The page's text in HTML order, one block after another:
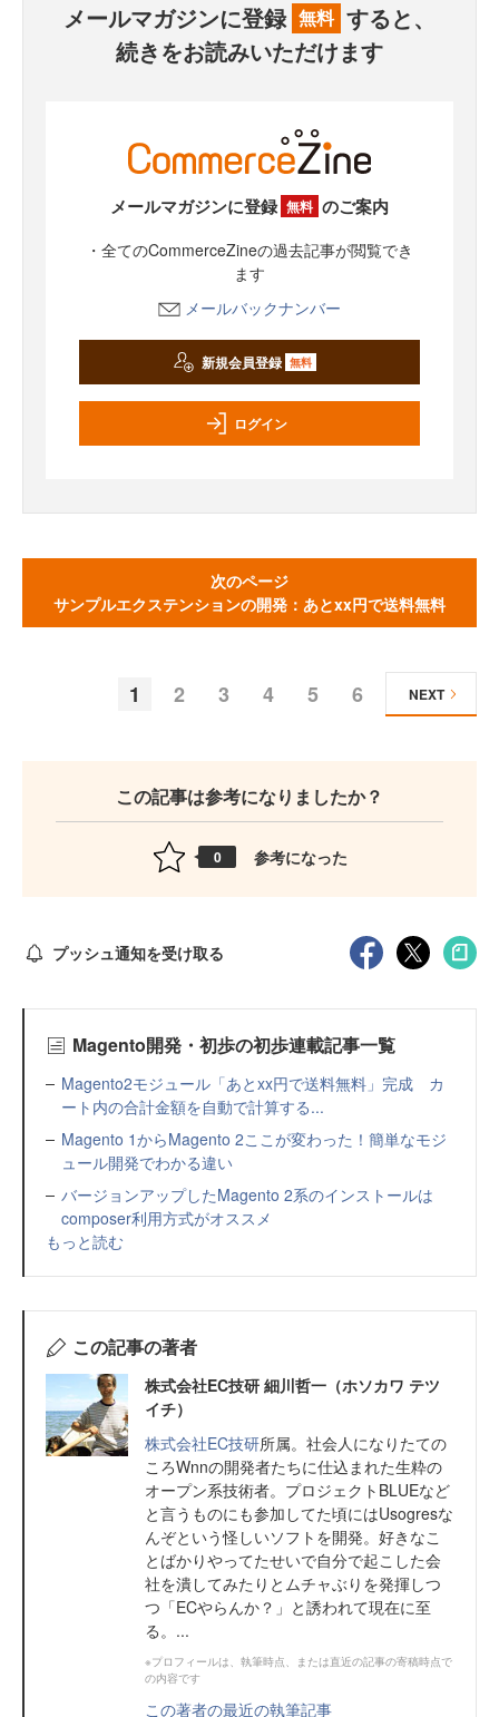
メールマガジンに登録 無料 すると、
続きをお読みいただけます
メールマガジンに登録 無料 のご案内
・全てのCommerceZineの過去記事が閲覧でき
ます
メールバックナンバー
新規会員登録 無料
ログイン
次のページ
サンプルエクステンションの開発：あとxx円で送料無料
1 2 3 4 5 6 NEXT
この記事は参考になりましたか？
0 参考になった
プッシュ通知を受け取る
Magento開発・初歩の初歩連載記事一覧
Magento2モジュール「あとxx円で送料無料」完成 カ
ート内の合計金額を自動で計算する...
Magento 1からMagento 2ここが変わった！簡単なモジ
ュール開発でわかる違い
バージョンアップしたMagento 2系のインストールは
composer利用方式がオススメ
もっと読む
この記事の著者
株式会社EC技研 細川哲一（ホソカワ テツ
イチ）
株式会社EC技研所属。社会人になりたての
ころWnnの開発者たちに仕込まれた生粋の
オープン系技術者。プロジェクトBLUEなど
と言うものにも参加してた頃にはUsogresな
んぞという怪しいソフトを開発。好きなこ
とばかりやってたせいで自分で起こした会
社を潰してみたりとムチャぶりを発揮しつ
つ「ECやらんか？」と誘われて現在に至
る。...
※プロフィールは、執筆時点、または直近の記事の寄稿時点で
の内容です
この著者の最近の執筆記事